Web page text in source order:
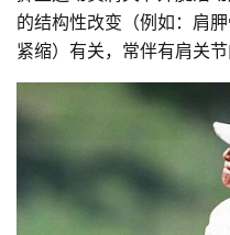
的结构性改变（例如：肩
紧缩）有关，常伴有肩关节